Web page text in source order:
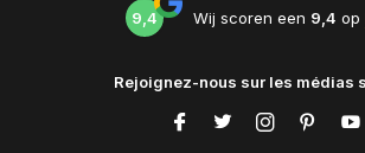
9,4 Wij scoren een 9,4 op
Rejoignez-nous sur les médias